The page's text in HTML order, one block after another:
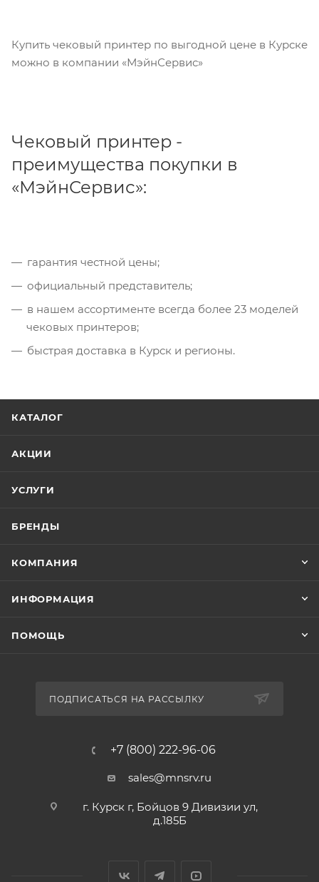
Купить чековый принтер по выгодной цене в Курске
можно в компании «МэйнСервис»
Чековый принтер -
преимущества покупки в
«МэйнСервис»:
гарантия честной цены;
официальный представитель;
в нашем ассортименте всегда более 23 моделей
чековых принтеров;
быстрая доставка в Курск и регионы.
КАТАЛОГ
АКЦИИ
УСЛУГИ
БРЕНДЫ
КОМПАНИЯ
ИНФОРМАЦИЯ
ПОМОЩЬ
ПОДПИСАТЬСЯ НА РАССЫЛКУ
+7 (800) 222-96-06
sales@mnsrv.ru
г. Курск г, Бойцов 9 Дивизии ул,
д.185Б